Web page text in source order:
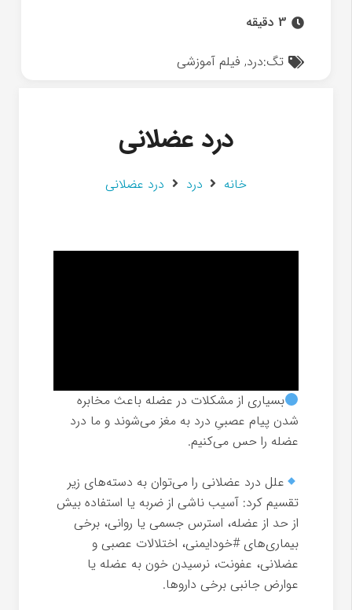
3 دقیقه
تگ:درد, فیلم آموزشی
درد عضلانی
خانه درد درد عضلانی
بسیاری از مشکلات در عضله باعث مخابره
شدن پیام عصبیِ درد به مغز می‌شوند و ما درد
عضله را حس می‌کنیم.
علل درد عضلانی را می‌توان به دسته‌های زیر
تقسیم کرد: آسیب ناشی از ضربه یا استفاده بیش
از حد از عضله، استرس جسمی یا روانی، برخی
بیماری‌های #خودایمنی، اختلالات عصبی و
عضلانی، عفونت، نرسیدن خون به عضله یا
عوارض جانبی برخی داروها.